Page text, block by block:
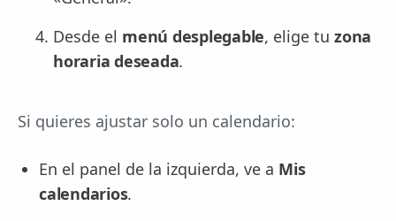
Desde el menú desplegable, elige tu zona
horaria deseada.
Si quieres ajustar solo un calendario:
En el panel de la izquierda, ve a Mis
calendarios.